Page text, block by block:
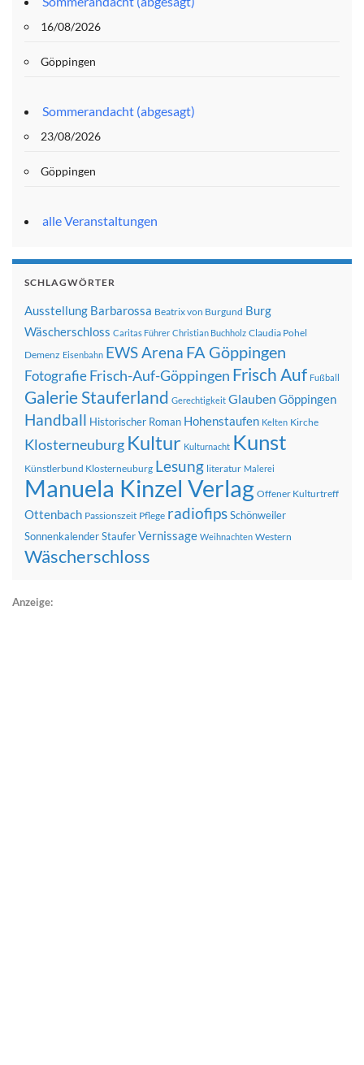
16/08/2026
Göppingen
Sommerandacht (abgesagt)
23/08/2026
Göppingen
alle Veranstaltungen
SCHLAGWÖRTER
Ausstellung Barbarossa Beatrix von Burgund Burg
Wäscherschloss Caritas Führer Christian Buchholz Claudia Pohel
Demenz Eisenbahn EWS Arena FA Göppingen
FotografieFrisch-Auf-Göppingen Frisch Auf Fußball
Galerie Stauferland Gerechtigkeit Glauben Göppingen
Handball Historischer Roman Hohenstaufen Kelten Kirche
Klosterneuburg Kultur Kulturnacht Kunst
Künstlerbund Klosterneuburg Lesung literatur Malerei
Manuela Kinzel Verlag Offener Kulturtreff
Ottenbach Passionszeit Pflege radiofipsSchönweiler
SonnenkalenderStauferVernissage Weihnachten Western
Wäscherschloss
Anzeige: